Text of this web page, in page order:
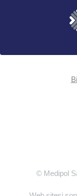
© Medipol